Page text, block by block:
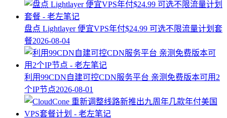
盘点 Lightlayer 便宜VPS年付$24.99 可选不限流量计划套
餐2026-08-04
利用99CDN自建可控CDN服务平台 亲测免费版本可用2
个IP节点2026-08-01